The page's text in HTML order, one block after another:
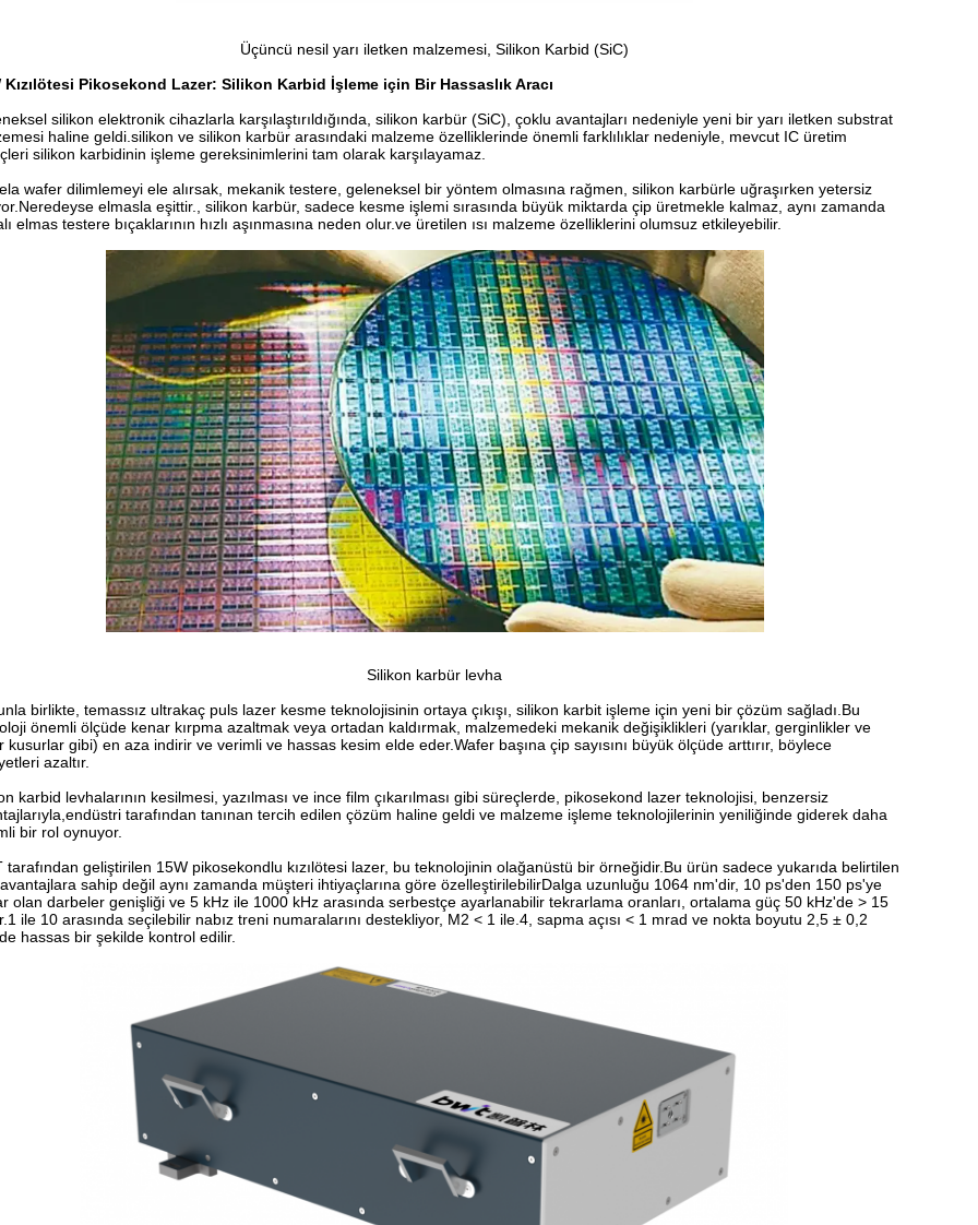
Üçüncü nesil yarı iletken malzemesi, Silikon Karbid (SiC)
Kızılötesi Pikosekond Lazer: Silikon Karbid İşleme için Bir Hassaslık Aracı
silikon elektronik cihazlarla karşılaştırıldığında, silikon karbür (SiC), çoklu avantajları nedeniyle yeni bir yarı iletken substrat
haline geldi.silikon ve silikon karbür arasındaki malzeme özelliklerinde önemli farklılıklar nedeniyle, mevcut IC üretim
silikon karbidinin işleme gereksinimlerini tam olarak karşılayamaz.
wafer dilimlemeyi ele alırsak, mekanik testere, geleneksel bir yöntem olmasına rağmen, silikon karbürle uğraşırken yetersiz
elmasla eşittir., silikon karbür, sadece kesme işlemi sırasında büyük miktarda çip üretmekle kalmaz, aynı zamanda
elmas testere bıçaklarının hızlı aşınmasına neden olur.ve üretilen ısı malzeme özelliklerini olumsuz etkileyebilir.
Silikon karbür levha
birlikte, temassız ultrakaç puls lazer kesme teknolojisinin ortaya çıkışı, silikon karbit işleme için yeni bir çözüm sağladı.Bu
önemli ölçüde kenar kırpma azaltmak veya ortadan kaldırmak, malzemedeki mekanik değişiklikleri (yarıklar, gerginlikler ve
kusurlar gibi) en aza indirir ve verimli ve hassas kesim elde eder.Wafer başına çip sayısını büyük ölçüde arttırır, böylece
azaltır.
karbid levhalarının kesilmesi, yazılması ve ince film çıkarılması gibi süreçlerde, pikosekond lazer teknolojisi, benzersiz
tarafından tanınan tercih edilen çözüm haline geldi ve malzeme işleme teknolojilerinin yeniliğinde giderek daha
bir rol oynuyor.
tarafından geliştirilen 15W pikosekondlu kızılötesi lazer, bu teknolojinin olağanüstü bir örneğidir.Bu ürün sadece yukarıda belirtilen
sahip değil aynı zamanda müşteri ihtiyaçlarına göre özelleştirilebilirDalga uzunluğu 1064 nm'dir, 10 ps'den 150 ps'ye
olan darbeler genişliği ve 5 kHz ile 1000 kHz arasında serbestçe ayarlanabilir tekrarlama oranları, ortalama güç 50 kHz'de > 15
ile 10 arasında seçilebilir nabız treni numaralarını destekliyor, M2 < 1 ile.4, sapma açısı < 1 mrad ve nokta boyutu 2,5 ± 0,2
hassas bir şekilde kontrol edilir.